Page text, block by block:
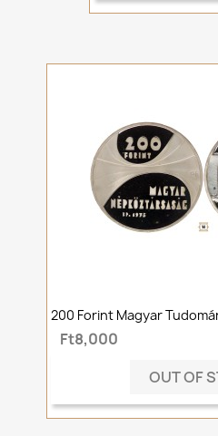
200 Forint Magyar
Ft8,000
OUT OF